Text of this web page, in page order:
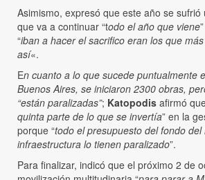
Asimismo, expresó que este año se sufrió
que va a continuar “todo el año que viene
“iban a hacer el sacrifico eran los que
así«.
En cuanto a lo que sucede puntualmente
Buenos Aires, se iniciaron 2300 obras,
“están paralizadas”; Katopodis afirmó
quinta parte de lo que se invertía” en la
porque “todo el presupuesto del fondo del
infraestructura lo tienen paralizado”.
Para finalizar, indicó que el próximo 2 de